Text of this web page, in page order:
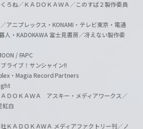
ろね／ＫＡＤＯＫＡＷＡ／このすば２製作委員
アニプレックス・KONAMI・テレビ東京・電通
・KADOKAWA 富士見書房／冴えない製作委
/ FAPC
ライブ！サンシャイン!!
・Magia Record Partners
ＤＯＫＡＷＡ アスキー・メディアワークス／
紅白
ＫＡＤＯＫＡＷＡ メディアファクトリー刊／ノ